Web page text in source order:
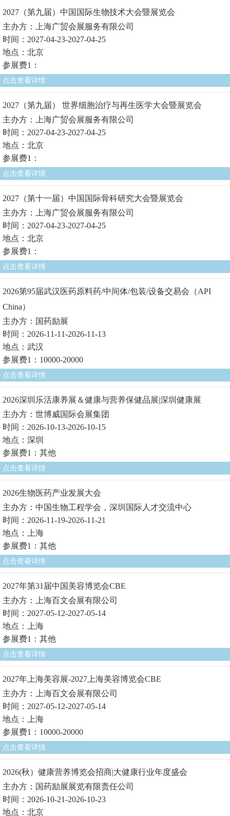
2027（第九届）中国国际生物技术大会暨展览会
主办方：上海广贸会展服务有限公司
时间：2027-04-23-2027-04-25
地点：北京
参展费1：
点击查看详情
2027（第九届） 世界细胞治疗与再生医学大会暨展览会
主办方：上海广贸会展服务有限公司
时间：2027-04-23-2027-04-25
地点：北京
参展费1：
点击查看详情
2027（第十一届）中国国际骨科研究大会暨展览会
主办方：上海广贸会展服务有限公司
时间：2027-04-23-2027-04-25
地点：北京
参展费1：
点击查看详情
2026第95届武汉医药原料药/中间体/包装/设备交易会（API
China）
主办方：国药励展
时间：2026-11-11-2026-11-13
地点：武汉
参展费1：10000-20000
点击查看详情
2026深圳乐活康养展＆健康与营养保健品展|深圳健康展
主办方：世博威国际会展集团
时间：2026-10-13-2026-10-15
地点：深圳
参展费1：其他
点击查看详情
2026生物医药产业发展大会
主办方：中国生物工程学会，深圳国际人才交流中心
时间：2026-11-19-2026-11-21
地点：上海
参展费1：其他
点击查看详情
2027年第31届中国美容博览会CBE
主办方：上海百文会展有限公司
时间：2027-05-12-2027-05-14
地点：上海
参展费1：其他
点击查看详情
2027年上海美容展-2027上海美容博览会CBE
主办方：上海百文会展有限公司
时间：2027-05-12-2027-05-14
地点：上海
参展费1：10000-20000
点击查看详情
2026(秋）健康营养博览会招商|大健康行业年度盛会
主办方：国药励展展览有限责任公司
时间：2026-10-21-2026-10-23
地点：北京